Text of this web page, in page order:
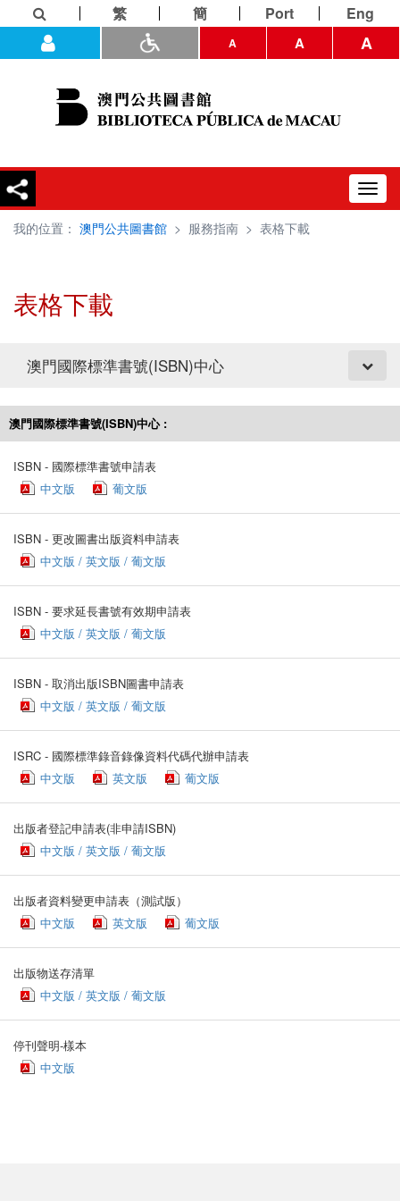
繁 簡 Port Eng
A A A
我的位置： 澳門公共圖書館 > 服務指南 > 表格下載
表格下載
澳門國際標準書號(ISBN)中心
澳門國際標準書號(ISBN)中心 :
ISBN - 國際標準書號申請表
中文版
葡文版
ISBN - 更改圖書出版資料申請表
中文版 / 英文版 / 葡文版
ISBN - 要求延長書號有效期申請表
中文版 / 英文版 / 葡文版
ISBN - 取消出版ISBN圖書申請表
中文版 / 英文版 / 葡文版
ISRC - 國際標準錄音錄像資料代碼代辦申請表
中文版
英文版 葡文版
出版者登記申請表(非申請ISBN)
中文版 / 英文版 / 葡文版
出版者資料變更申請表（測試版）
中文版
英文版 葡文版
出版物送存清單
中文版 / 英文版 / 葡文版
停刊聲明-樣本
中文版